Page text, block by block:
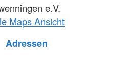
e.V.
Maps Ansicht
Adressen